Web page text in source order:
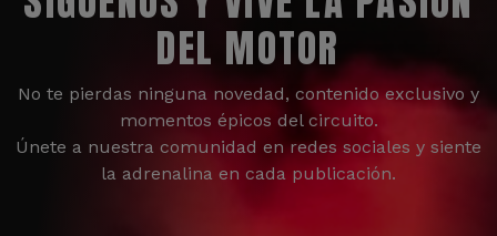
DEL MOTOR
No te pierdas ninguna novedad, contenido exclusivo y
momentos épicos del circuito.
Únete a nuestra comunidad en redes sociales y siente
la adrenalina en cada publicación.